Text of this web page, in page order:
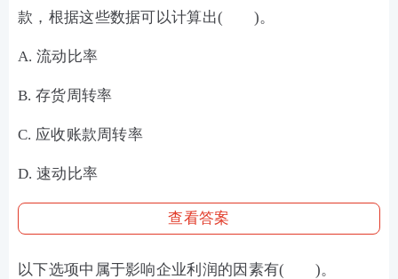
款，根据这些数据可以计算出( )。
A. 流动比率
B. 存货周转率
C. 应收账款周转率
D. 速动比率
查看答案
以下选项中属于影响企业利润的因素有( )。